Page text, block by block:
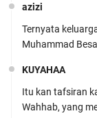
azizi
Ternyata
Muhammad
KUYAHAA
Itu kan tafsiran
Wahhab, yang